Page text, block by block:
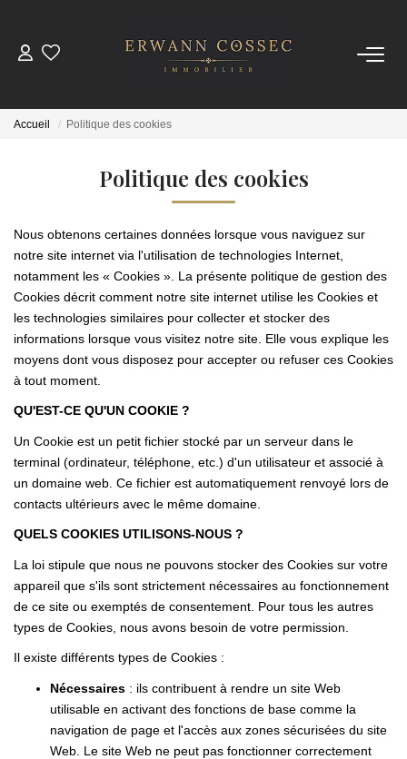
ESTIMER
NOTRE AGENCE
Qui Sommes-Nous
Nos Actualités
Accueil Politique des cookies
Politique des cookies
Nous obtenons certaines données lorsque vous naviguez sur
notre site internet via l'utilisation de technologies Internet,
notamment les « Cookies ». La présente politique de gestion des
Cookies décrit comment notre site internet utilise les Cookies et
les technologies similaires pour collecter et stocker des
informations lorsque vous visitez notre site. Elle vous explique les
moyens dont vous disposez pour accepter ou refuser ces Cookies
à tout moment.
QU'EST-CE QU'UN COOKIE ?
Un Cookie est un petit fichier stocké par un serveur dans le
terminal (ordinateur, téléphone, etc.) d'un utilisateur et associé à
un domaine web. Ce fichier est automatiquement renvoyé lors de
contacts ultérieurs avec le même domaine.
QUELS COOKIES UTILISONS-NOUS ?
La loi stipule que nous ne pouvons stocker des Cookies sur votre
appareil que s'ils sont strictement nécessaires au fonctionnement
de ce site ou exemptés de consentement. Pour tous les autres
types de Cookies, nous avons besoin de votre permission.
Il existe différents types de Cookies :
Nécessaires : ils contribuent à rendre un site Web
utilisable en activant des fonctions de base comme la
navigation de page et l'accès aux zones sécurisées du site
Web. Le site Web ne peut pas fonctionner correctement